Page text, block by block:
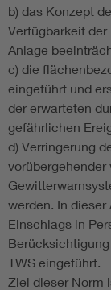
b) das Konzept
Verfügbarkeit
Anlage
c) die
eingeführt und
der erwarteten
gefährlichen
d) Verringerung
werden. In
Einschlags in
TWS eingeführt.
Ziel dieser Norm